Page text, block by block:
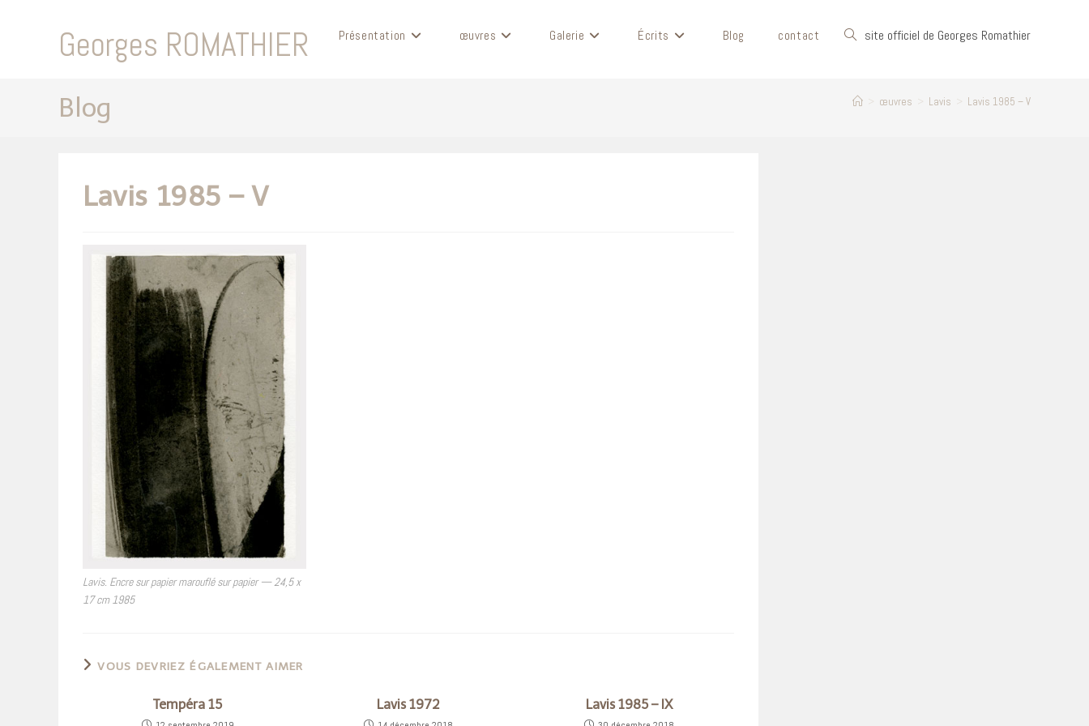
Georges ROMATHIER site officiel de Georges Romathier
Présentation œuvres Galerie Écrits Blog contact Toggle
search
Blog œuvres Lavis Lavis 1985 – V
Lavis 1985 – V
Lavis. Encre sur papier marouflé sur papier — 24,5 x
17 cm 1985
VOUS DEVRIEZ ÉGALEMENT AIMER
Tempéra 15 Lavis 1972 Lavis 1985 – IX